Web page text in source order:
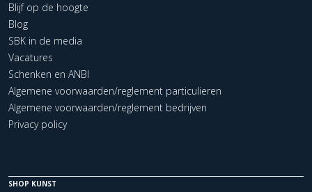
Blijf op de hoogte
Blog
SBK in de media
Vacatures
Schenken en ANBI
Algemene voorwaarden/reglement particulieren
Algemene voorwaarden/reglement bedrijven
Privacy policy
SHOP KUNST